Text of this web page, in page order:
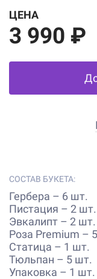
ЦЕНА
3 990 ₽
СОСТАВ БУКЕТА:
Гербера – 6 шт.
Пистация – 2 шт.
Эвкалипт – 2 шт.
Роза Premium –
Статица – 1 шт.
Тюльпан – 5 шт.
Упаковка – 1 шт.